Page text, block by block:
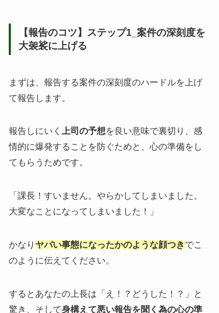
【報告のコツ】ステップ1_案件の深刻度を
大袈裟に上げる
まずは、報告する案件の深刻度のハードルを上げ
て報告します。
報告しにいく 上司の予想を良い意味で裏切り、感
情的に爆発することを防ぐためと、心の準備をし
てもらうためです。
「課長！すいません。やらかしてしまいました。
大変なことになってしまいました！」
かなり ヤバい事態になったかのような顔つき でこ
のように伝えてください。
するとあなたの上長は「え！？どうした！？」と
驚き、そして身構えて悪い報告を聞く為の心の準